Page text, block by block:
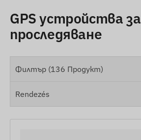
GPS устройства за
проследяване
Филтър (136 Продукт)
Rendezés